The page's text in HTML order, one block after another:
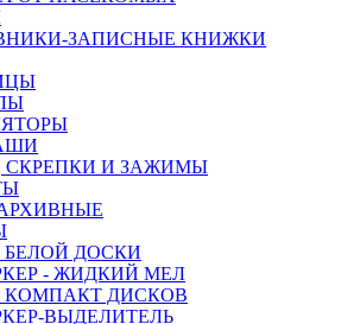
ЗАПИСНЫЕ КНИЖКИ
СКРЕПКИ И ЗАЖИМЫ
БЕЛОЙ ДОСКИ
- ЖИДКИЙ МЕЛ
КОМПАКТ ДИСКОВ
ВЫДЕЛИТЕЛЬ